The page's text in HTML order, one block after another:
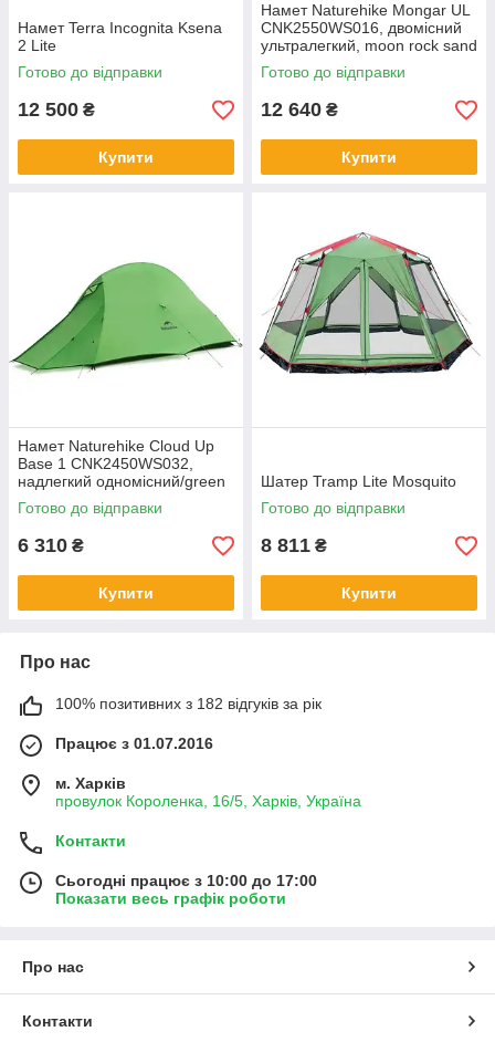
Намет Terra Incognita Ksena
2 Lite
Готово до відправки
12 500 ₴
Купити
Намет Naturehike Mongar UL
CNK2550WS016, двомісний
ультралегкий, moon rock sand
Готово до відправки
12 640 ₴
Купити
Намет Naturehike Cloud Up
Base 1 CNK2450WS032,
надлегкий одномісний/green
Готово до відправки
6 310 ₴
Купити
Шатер Tramp Lite Mosquito
Готово до відправки
8 811 ₴
Купити
Про нас
100% позитивних з 182 відгуків за рік
Працює з 01.07.2016
м. Харків
провулок Короленка, 16/5, Харків, Україна
Контакти
Сьогодні працює з 10:00 до 17:00
Показати весь графік роботи
Про нас
Контакти